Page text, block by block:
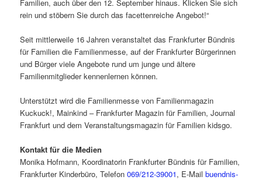
Familien, auch über den 12. September hinaus. Klicken Sie sich
rein und stöbern Sie durch das facettenreiche Angebot!“
Seit mittlerweile 16 Jahren veranstaltet das Frankfurter Bündnis
für Familien die Familienmesse, auf der Frankfurter Bürgerinnen
und Bürger viele Angebote rund um junge und ältere
Familienmitglieder kennenlernen können.
Unterstützt wird die Familienmesse von Familienmagazin
Kuckuck!, Mainkind – Frankfurter Magazin für Familien, Journal
Frankfurt und dem Veranstaltungsmagazin für Familien kidsgo.
Kontakt für die Medien
Monika Hofmann, Koordinatorin Frankfurter Bündnis für Familien,
Frankfurter Kinderbüro, Telefon069/212-39001, E-Mailbuendnis-